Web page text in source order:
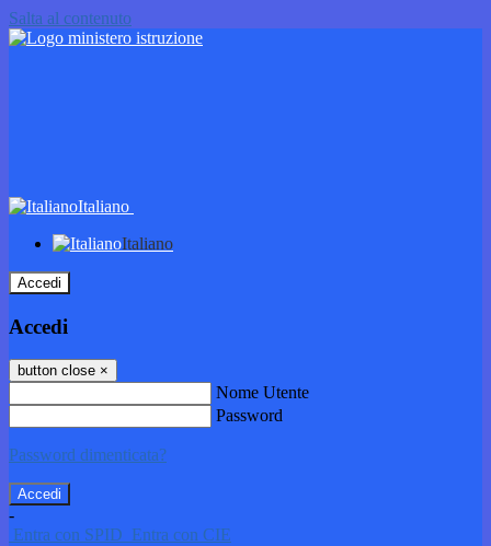
Salta al contenuto
Italiano
Italiano
Accedi
Accedi
button close ×
Nome Utente
Password
Password dimenticata?
-
Entra con SPID Entra con CIE